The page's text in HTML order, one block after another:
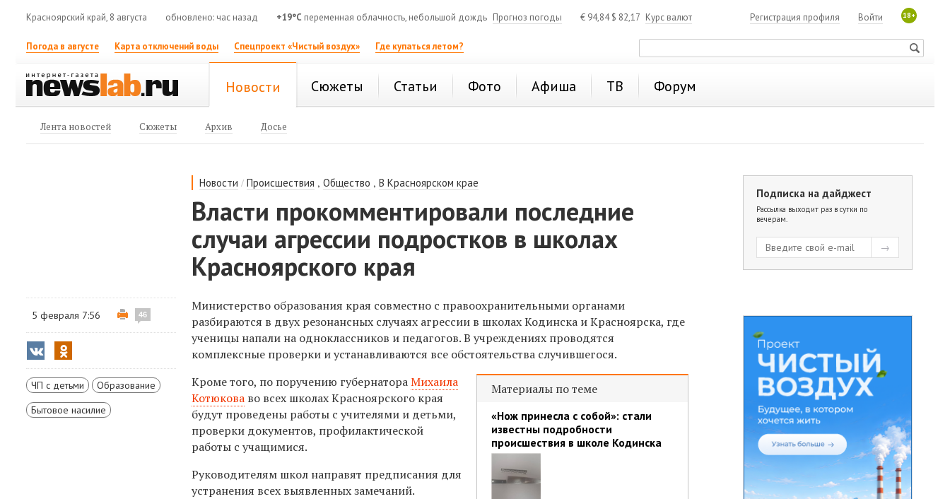
Красноярский край, 8 августа обновлено: час назад +19°C переменная облачность, небольшой дождь Прогноз погоды € 94,84$ 82,17 Курс валют 18+
Войти
Регистрация профиля
Погода в августе Карта отключений воды Спецпроект «Чистый воздух» Где купаться летом?
Новости Сюжеты Статьи Фото Афиша ТВ Форум
Лента новостей Сюжеты Архив Досье
Новости /Происшествия ,Общество ,В Красноярском крае
Власти прокомментировали последние
случаи агрессии подростков в школах
Красноярского края
5 февраля 7:56 46
ЧП с детьми
Образование
Бытовое насилие
Министерство образования края совместно с правоохранительными органами
разбираются в двух резонансных случаях агрессии в школах Кодинска и Красноярска, где
ученицы напали на одноклассников и педагогов.В учреждениях проводятся
комплексные проверки и устанавливаются все обстоятельства случившегося.
Материалы по теме
«Нож принесла с собой»: стали
известны подробности
происшествия в школе Кодинска
Кроме того, по поручению губернатораМихаила
Котюкова во всех школах Красноярского края
будут проведены работы с учителями и детьми,
проверки документов, профилактической
работы с учащимися.
Руководителям школ направят предписания для
устранения всех выявленных замечаний.
Подписка на дайджест
Рассылка выходит раз в сутки по
вечерам.